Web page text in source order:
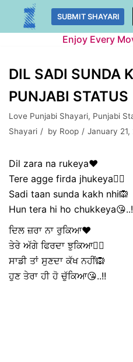
Skip
SUBMIT SHAYARI
Enjoy Every
DIL SADI SUNDA
PUNJABI STATUS
Love Punjabi Shayari, Punjabi
Shayari
by Roop January 21,
Dil zara na rukeya❤️
Tere agge firda jhukeya🙇‍♀️
Sadi taan sunda kakh nhi🙉
Hun tera hi ho
ਦਿਲ ਜ਼ਰਾ ਨਾ ਰੁਕਿਆ❤️
ਤੇਰੇ ਅੱਗੇ ਫਿਰਦਾ ਝੁਕਿਆ🙇‍♀️
ਸਾਡੀ ਤਾਂ ਸੁਣਦਾ ਕੱਖ ਨਹੀਂ🙉
ਹੁਣ ਤੇਰਾ ਹੀ ਹੋ ਚੁੱਕਿਆ😘..!!